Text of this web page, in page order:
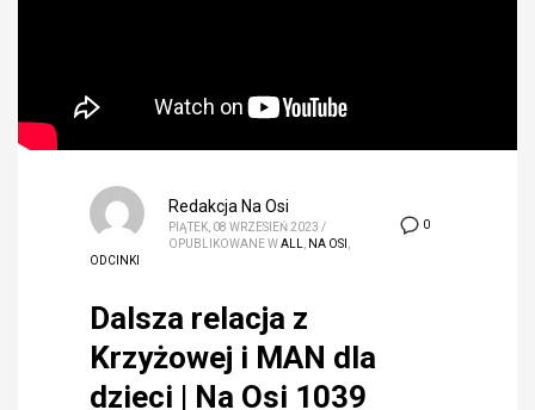
0
Redakcja Na Osi
PIĄTEK, 08 WRZESIEŃ 2023 /
OPUBLIKOWANE WALL NA OSI
ODCINKI
Dalsza relacja z
Krzyżowej i MAN dla
dzieci | Na Osi 1039